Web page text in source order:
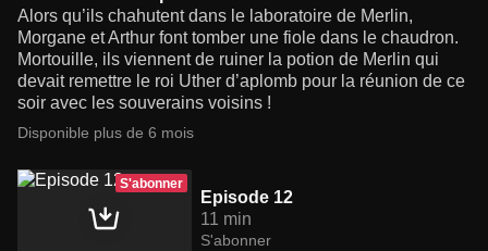
Alors qu’ils chahutent dans le laboratoire de Merlin,
Morgane et Arthur font tomber une fiole dans le chaudron.
Mortouille, ils viennent de ruiner la potion de Merlin qui
devait remettre le roi Uther d’aplomb pour la réunion de ce
soir avec les souverains voisins !
Disponible plus de 6 mois
S'abonner
Episode 12
11 min
S'abonner